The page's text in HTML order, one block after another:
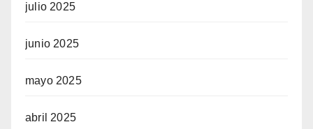
julio 2025
junio 2025
mayo 2025
abril 2025